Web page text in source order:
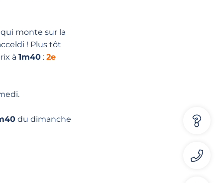
monte sur la
! Plus tôt
à 1m40: 2e
du dimanche